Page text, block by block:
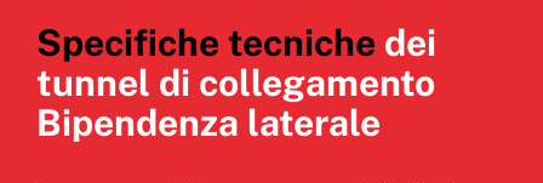
Specifiche tecniche dei
tunnel di collegamento
Bipendenza laterale